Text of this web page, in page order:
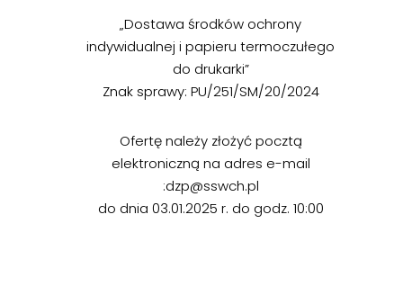
„Dostawa środków ochrony
indywidualnej i papieru termoczułego
do drukarki”
Znak sprawy: PU/251/SM/20/2024
Ofertę należy złożyć pocztą
elektroniczną na adres e-mail
:dzp@sswch.pl
do dnia 03.01.2025 r. do godz. 10:00